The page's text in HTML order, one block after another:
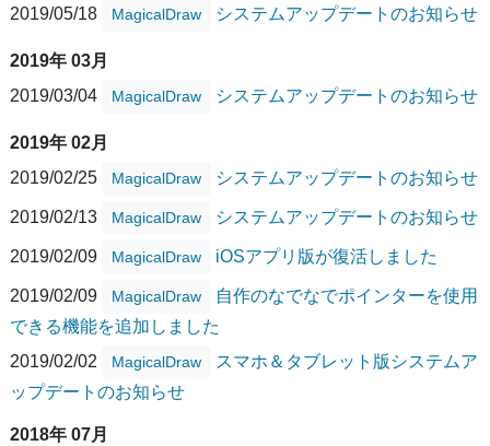
2019/05/18 MagicalDraw システムアップデートのお知らせ
2019年 03月
2019/03/04
MagicalDraw システムアップデートのお知らせ
2019年 02月
2019/02/25
MagicalDraw システムアップデートのお知らせ
2019/02/13 MagicalDraw システムアップデートのお知らせ
2019/02/09 MagicalDraw iOSアプリ版が復活しました
2019/02/09 MagicalDraw
自作のなでなでポインターを使用
できる機能を追加しました
2019/02/02
MagicalDraw
スマホ＆タブレット版システムア
ップデートのお知らせ
2018年 07月